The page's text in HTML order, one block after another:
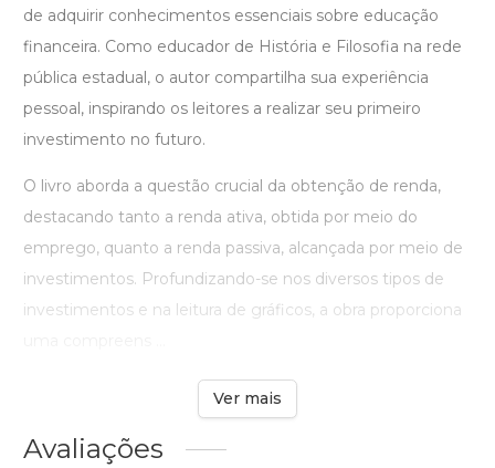
de adquirir conhecimentos essenciais sobre educação
financeira. Como educador de História e Filosofia na rede
pública estadual, o autor compartilha sua experiência
pessoal, inspirando os leitores a realizar seu primeiro
investimento no futuro.
O livro aborda a questão crucial da obtenção de renda,
destacando tanto a renda ativa, obtida por meio do
emprego, quanto a renda passiva, alcançada por meio de
investimentos. Profundizando-se nos diversos tipos de
investimentos e na leitura de gráficos, a obra proporciona
Ver mais
Avaliações